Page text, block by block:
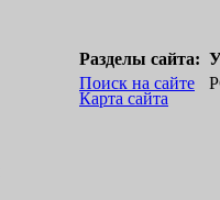
Разделы сайта:
Поиск на сайте
Карта сайта